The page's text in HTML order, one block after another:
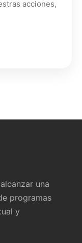
acciones,
una
programas
y